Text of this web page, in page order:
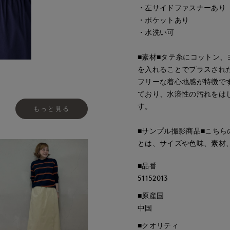
もっと見る
・左サイドファスナーあり
・ポケットあり
・水洗い可
■素材■タテ糸にコットン
を入れることでプラスされ
フリーな着心地感が特徴で
ており、水溶性の汚れをは
す。
■サンプル撮影商品■こち
とは、サイズや色味、素材
■品番
51152013
■原産国
中国
■クオリティ